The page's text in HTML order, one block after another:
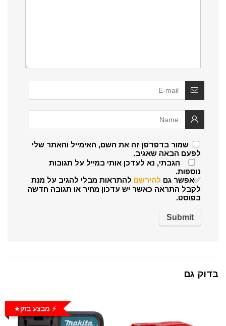
שמור בדפדפן זה את השם, האימייל והאתר שלי
לפעם הבאה שאגיב.
הגבתי, נא לעדכן אותי במייל על תגובות
נוספות.
✅אפשר גם להירשם להתראות מבלי להגיב על מנת
לקבל התראה כאשר יש עדכון מחיר או תגובה חדשה
בפוסט.
בדוק גם
⚡️ מבצע בזק